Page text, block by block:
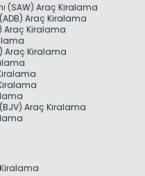
(SAW) Araç Kiralama
Araç Kiralama
Araç Kiralama
Araç Kiralama
Araç Kiralama